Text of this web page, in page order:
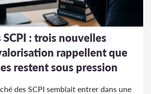
SCPI : trois nouvelles
rappellent que
restent sous pression
des SCPI semblait entrer dans une